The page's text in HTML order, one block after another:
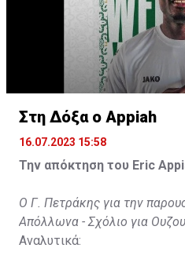
Στη Δόξα ο Appiah
16.07.2023 15:58
Την απόκτηση του Eric
Ο Γ. Πετράκης για την
Απόλλωνα - Σχόλιο για
Αναλυτικά: